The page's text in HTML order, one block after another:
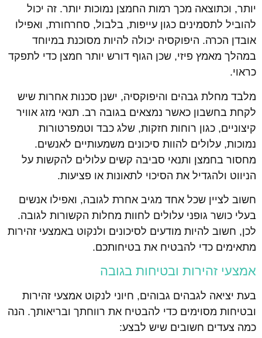
יותר, וכתוצאה מכך רמות החמצן נמוכות יותר. זה יכול
להוביל לתסמינים כגון עייפות, בלבול, סחרחורת, ואפילו
אובדן הכרה. היפוקסיה יכולה להיות מסוכנת במיוחד
במהלך מאמץ פיזי, שכן הגוף דורש יותר חמצן כדי לתפקד
כראוי.
מלבד מחלת גבהים והיפוקסיה, ישנן סכנות אחרות שיש
לקחת בחשבון כאשר נמצאים בגובה רב. תנאי מזג אוויר
קיצוניים, כגון רוחות חזקות, שלג כבד וטמפרטורות
נמוכות, עלולים להוות סיכונים משמעותיים לאנשים.
מחסור בחמצן ותנאי סביבה קשים עלולים להקשות על
הניווט ולהגדיל את הסיכוי לתאונות או פציעות.
חשוב לציין שכל אחד מגיב אחרת לגובה, ואפילו אנשים
בעלי כושר גופני עלולים לחוות מחלות הקשורות לגובה.
לכן, חשוב להיות מודעים לסיכונים ולנקוט באמצעי זהירות
מתאימים כדי להבטיח את בטיחותכם.
אמצעי זהירות ובטיחות בגובה
בעת יציאה לגבהים גבוהים, חיוני לנקוט אמצעי זהירות
ובטיחות מסוימים כדי להבטיח את רווחתך ובריאותך. הנה
כמה צעדים חשובים שיש לבצע: